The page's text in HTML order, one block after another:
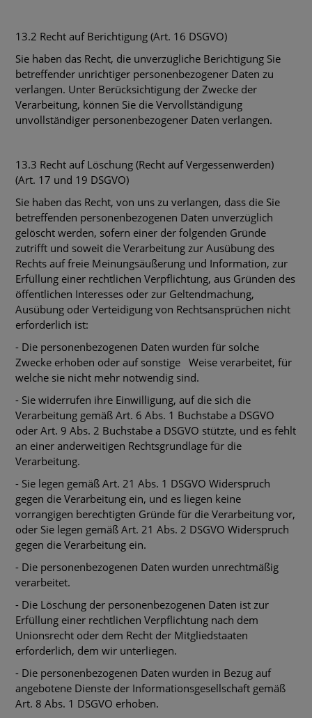
13.2 Recht auf Berichtigung (Art. 16 DSGVO)
Sie haben das Recht, die unverzügliche Berichtigung Sie
betreffender unrichtiger personenbezogener Daten zu
verlangen. Unter Berücksichtigung der Zwecke der
Verarbeitung, können Sie die Vervollständigung
unvollständiger personenbezogener Daten verlangen.
13.3 Recht auf Löschung (Recht auf Vergessenwerden)
(Art. 17 und 19 DSGVO)
Sie haben das Recht, von uns zu verlangen, dass die Sie
betreffenden personenbezogenen Daten unverzüglich
gelöscht werden, sofern einer der folgenden Gründe
zutrifft und soweit die Verarbeitung zur Ausübung des
Rechts auf freie Meinungsäußerung und Information, zur
Erfüllung einer rechtlichen Verpflichtung, aus Gründen des
öffentlichen Interesses oder zur Geltendmachung,
Ausübung oder Verteidigung von Rechtsansprüchen nicht
erforderlich ist:
- Die personenbezogenen Daten wurden für solche
Zwecke erhoben oder auf sonstige Weise verarbeitet, für
welche sie nicht mehr notwendig sind.
- Sie widerrufen ihre Einwilligung, auf die sich die
Verarbeitung gemäß Art. 6 Abs. 1 Buchstabe a DSGVO
oder Art. 9 Abs. 2 Buchstabe a DSGVO stützte, und es fehlt
an einer anderweitigen Rechtsgrundlage für die
Verarbeitung.
- Sie legen gemäß Art. 21 Abs. 1 DSGVO Widerspruch
gegen die Verarbeitung ein, und es liegen keine
vorrangigen berechtigten Gründe für die Verarbeitung vor,
oder Sie legen gemäß Art. 21 Abs. 2 DSGVO Widerspruch
gegen die Verarbeitung ein.
- Die personenbezogenen Daten wurden unrechtmäßig
verarbeitet.
- Die Löschung der personenbezogenen Daten ist zur
Erfüllung einer rechtlichen Verpflichtung nach dem
Unionsrecht oder dem Recht der Mitgliedstaaten
erforderlich, dem wir unterliegen.
- Die personenbezogenen Daten wurden in Bezug auf
angebotene Dienste der Informationsgesellschaft gemäß
Art. 8 Abs. 1 DSGVO erhoben.